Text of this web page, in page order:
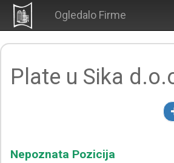
Ogledalo Firme
Plate u Sika
Nepoznata Pozicija